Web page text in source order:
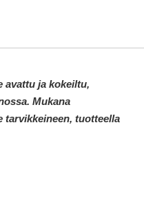
avattu ja kokeiltu,
Mukana
tarvikkeineen, tuotteella